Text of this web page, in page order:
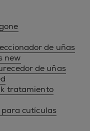
de uñas
new
de uñas
tratamiento
cutículas